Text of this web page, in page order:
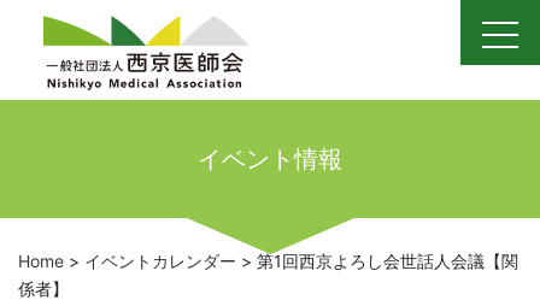
content
イベント情報
Home > イベントカレンダー > 第1回西京よろし会世話人会議【関
係者】